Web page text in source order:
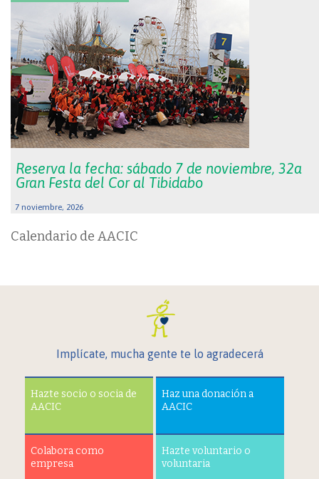
Reserva la fecha: sábado 7 de noviembre, 32a
Gran Festa del Cor al Tibidabo
7 noviembre, 2026
Calendario de AACIC
Implícate, mucha gente te lo agradecerá
Hazte socio o socia de
AACIC
Haz una donación a
AACIC
Colabora como
empresa
Hazte voluntario o
voluntaria